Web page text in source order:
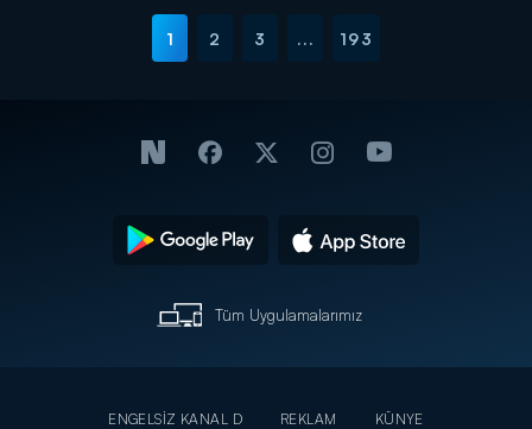
1 2 3 ... 193
Tüm Uygulamalarımız
ENGELSİZ KANAL D REKLAM
KÜNYE